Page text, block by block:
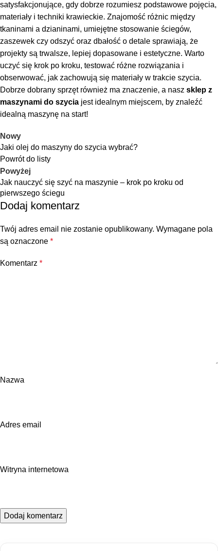
satysfakcjonujące, gdy dobrze rozumiesz podstawowe pojęcia,
materiały i techniki krawieckie. Znajomość różnic między
tkaninami a dzianinami, umiejętne stosowanie ściegów,
zaszewek czy odszyć oraz dbałość o detale sprawiają, że
projekty są trwalsze, lepiej dopasowane i estetyczne. Warto
uczyć się krok po kroku, testować różne rozwiązania i
obserwować, jak zachowują się materiały w trakcie szycia.
Dobrze dobrany sprzęt również ma znaczenie, a nasz sklep z
maszynami do szycia jest idealnym miejscem, by znaleźć
idealną maszynę na start!
Nowy
Jaki olej do maszyny do szycia wybrać?
Powrót do listy
Powyżej
Jak nauczyć się szyć na maszynie – krok po kroku od
pierwszego ściegu
Dodaj komentarz
Twój adres email nie zostanie opublikowany. Wymagane pola
są oznaczone *
Komentarz *
Nazwa
Adres email
Witryna internetowa